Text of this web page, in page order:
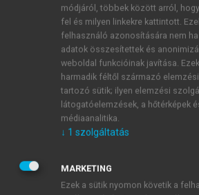
International
cooperation on
environment and
In addition to the creation of
organizations, initiatives aimed at
relationships associated with its
led to the design and
módjáról, többek között arról,
fel és milyen linkekre kattintott.
felhasználó azonosítására nem
adatok összesítettek és
weboldal funkcióinak javítása.
harmadik féltől származó
tartozó sütik; ilyen elemzési
látogatóelemzések, a hőtérképek
médiaanalitika.
↓ 1 szolgáltatás
MARKETING
Ezek a sütik nyomon követik a